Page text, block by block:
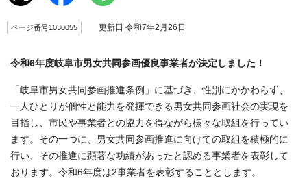
ページ番号1030055 更新日 令和7年2月26日
令和6年度岐阜市男女共同参画優良事業者が決定しました！
「岐阜市男女共同参画推進条例」に基づき、性別にかかわらず、
一人ひとりが個性と能力を発揮できる男女共同参画社会の実現を
目指し、市民や事業者との協力を得ながら様々な取組を行ってい
ます。その一つに、男女共同参画推進に向けての取組を積極的に
行い、その推進に顕著な功績があったと認める事業者を表彰して
おります。令和6年度は2事業者を表彰することとします。